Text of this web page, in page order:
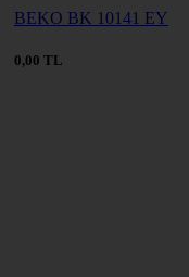
BEKO BK 10141 EY
0,00 TL